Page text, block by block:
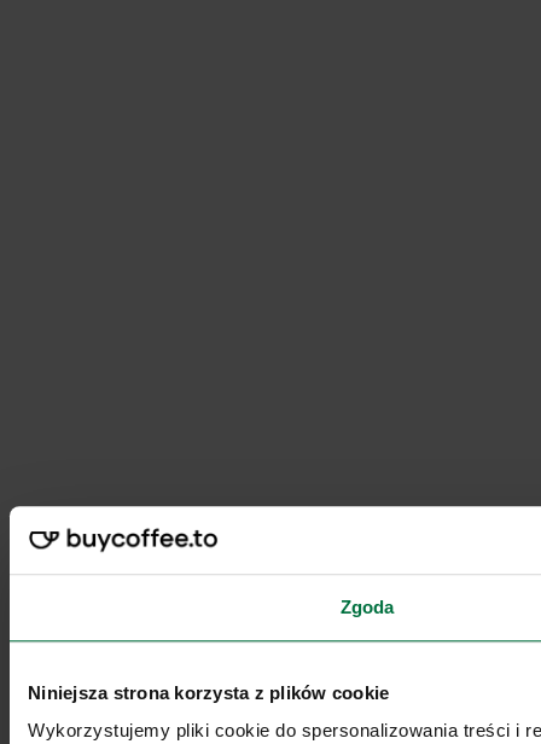
Zgoda
Niniejsza strona korzysta z plików cookie
Wykorzystujemy pliki cookie do spersonalizowania treści i